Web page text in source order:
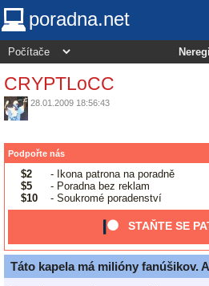
poradna.net
CRYPTLoCC
28.01.2009 18:56:43
Podpořte nás
$2
- Ikona patrona na poradně
$5
- Poradna bez reklam
$10
- Soukromé poradenství
STAŇTE SE
Táto kapela má milióny fanúšikov.